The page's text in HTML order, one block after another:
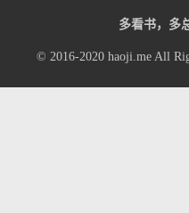
多看书，多
© 2016-2020 haoji.meAll